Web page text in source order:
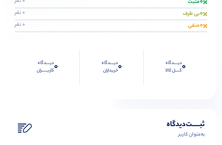
مثبت
0بی طرف 0 نفر
0منفی 0 نفر
0دیــــدگاه
کــــل کالا
0دیــــدگاه
خریداران
0دیــــدگاه
کاربـــــران
ثبـــــت‌دیدگاه
به‌عنوان کاربر